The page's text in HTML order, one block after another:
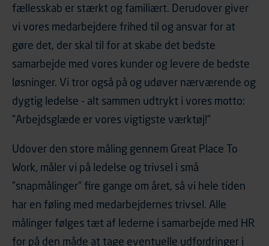
fællesskab er stærkt og familiært. Derudover giver
vi vores medarbejdere frihed til og ansvar for at
gøre det, der skal til for at skabe det bedste
samarbejde med vores kunder og levere de bedste
løsninger. Vi tror også på og udøver nærværende og
dygtig ledelse - alt sammen udtrykt i vores motto:
”Arbejdsglæde er vores vigtigste værktøj!”
Udover den store måling gennem Great Place To
Work, måler vi på ledelse og trivsel i små
”snapmålinger” fire gange om året, så vi hele tiden
har en føling med medarbejdernes trivsel. Alle
målinger følges tæt af lederne i samarbejde med HR
for på den måde at tage eventuelle udfordringer i